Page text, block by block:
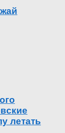
летать